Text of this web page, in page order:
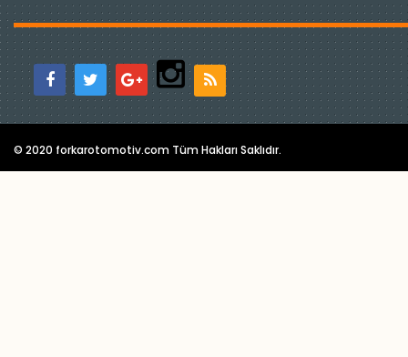
© 2020 forkarotomotiv.com Tüm Hakları Saklıdır.